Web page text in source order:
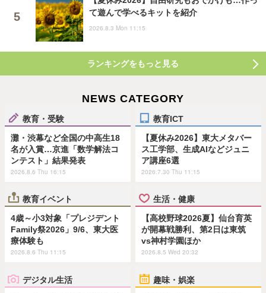
て遊んで学べるキットを紹介
2026.8.3 Mon 11:15
ランキングをもっと見る
NEWS CATEGORY
教育・受験
灘・渋幕など全国の中高生18
名が入賞…京進「数学解法コ
ンテスト」結果発表
2026.8.6 Thu 16:15
教育ICT
【夏休み2026】東大メタバー
ス工学部、生成AIなどジュニ
ア講座6選
2026.7.30 Thu 11:15
教育イベント
4歳～小3対象「プレジデント
Family祭2026」9/6、東大医
療体験も
2026.8.6 Thu 11:15
生活・健康
【高校野球2026夏】仙台育英
が開幕戦勝利、第2日は東筑
vs神村学園ほか
2026.8.5 Wed 20:32
デジタル生活 趣味・娯楽